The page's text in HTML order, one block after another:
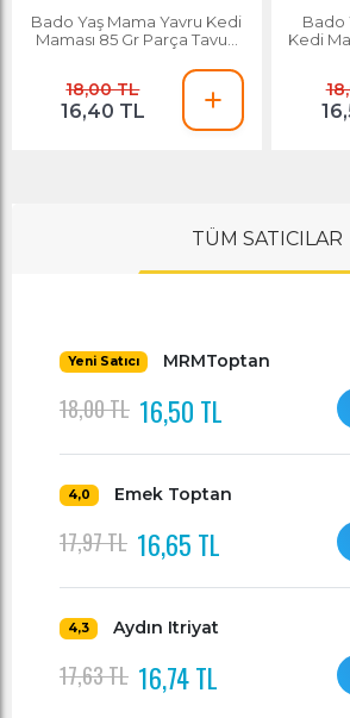
Bado Yaş Mama Yavru Kedi
Maması 85 Gr Parça Tavuk
18,00 TL
16,40 TL
Bado
Kedi
TÜM SATICILAR
Yeni Satıcı MRMToptan
18,00 TL 16,50 TL
4,0 Emek Toptan
17,97 TL 16,65 TL
4,3 Aydın Itriyat
17,63 TL 16,74 TL